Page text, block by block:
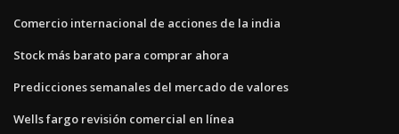
Comercio internacional de acciones de la india
Stock más barato para comprar ahora
Predicciones semanales del mercado de valores
Wells fargo revisión comercial en línea